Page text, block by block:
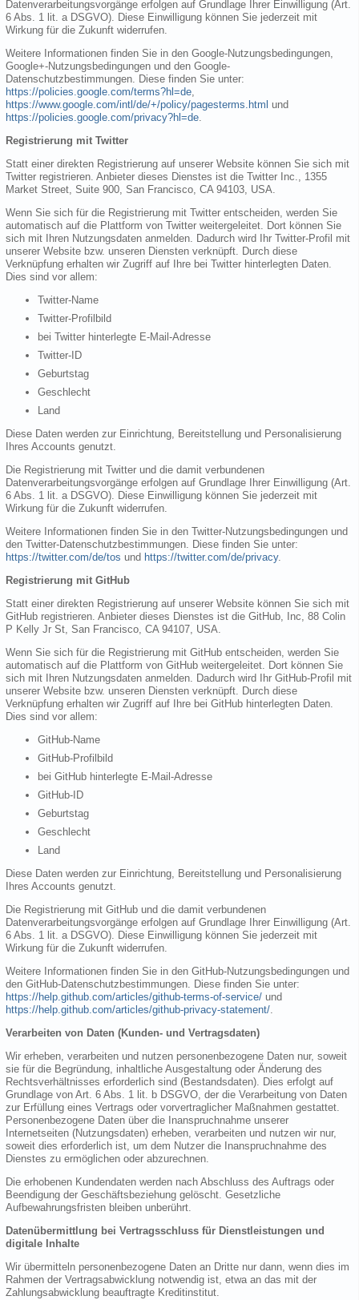
Datenverarbeitungsvorgänge erfolgen auf Grundlage Ihrer Einwilligung (Art.
6 Abs. 1 lit. a DSGVO). Diese Einwilligung können Sie jederzeit mit
Wirkung für die Zukunft widerrufen.
Weitere Informationen finden Sie in den Google-Nutzungsbedingungen,
Google+-Nutzungsbedingungen und den Google-
Datenschutzbestimmungen. Diese finden Sie unter:
https://policies.google.com/terms?hl=de,
https://www.google.com/intl/de/+/policy/pagesterms.html und
https://policies.google.com/privacy?hl=de.
Registrierung mit Twitter
Statt einer direkten Registrierung auf unserer Website können Sie sich mit
Twitter registrieren. Anbieter dieses Dienstes ist die Twitter Inc., 1355
Market Street, Suite 900, San Francisco, CA 94103, USA.
Wenn Sie sich für die Registrierung mit Twitter entscheiden, werden Sie
automatisch auf die Plattform von Twitter weitergeleitet. Dort können Sie
sich mit Ihren Nutzungsdaten anmelden. Dadurch wird Ihr Twitter-Profil mit
unserer Website bzw. unseren Diensten verknüpft. Durch diese
Verknüpfung erhalten wir Zugriff auf Ihre bei Twitter hinterlegten Daten.
Dies sind vor allem:
Twitter-Name
Twitter-Profilbild
bei Twitter hinterlegte E-Mail-Adresse
Twitter-ID
Geburtstag
Geschlecht
Land
Diese Daten werden zur Einrichtung, Bereitstellung und Personalisierung
Ihres Accounts genutzt.
Die Registrierung mit Twitter und die damit verbundenen
Datenverarbeitungsvorgänge erfolgen auf Grundlage Ihrer Einwilligung (Art.
6 Abs. 1 lit. a DSGVO). Diese Einwilligung können Sie jederzeit mit
Wirkung für die Zukunft widerrufen.
Weitere Informationen finden Sie in den Twitter-Nutzungsbedingungen und
den Twitter-Datenschutzbestimmungen. Diese finden Sie unter:
https://twitter.com/de/tos und https://twitter.com/de/privacy.
Registrierung mit GitHub
Statt einer direkten Registrierung auf unserer Website können Sie sich mit
GitHub registrieren. Anbieter dieses Dienstes ist die GitHub, Inc, 88 Colin
P Kelly Jr St, San Francisco, CA 94107, USA.
Wenn Sie sich für die Registrierung mit GitHub entscheiden, werden Sie
automatisch auf die Plattform von GitHub weitergeleitet. Dort können Sie
sich mit Ihren Nutzungsdaten anmelden. Dadurch wird Ihr GitHub-Profil mit
unserer Website bzw. unseren Diensten verknüpft. Durch diese
Verknüpfung erhalten wir Zugriff auf Ihre bei GitHub hinterlegten Daten.
Dies sind vor allem:
GitHub-Name
GitHub-Profilbild
bei GitHub hinterlegte E-Mail-Adresse
GitHub-ID
Geburtstag
Geschlecht
Land
Diese Daten werden zur Einrichtung, Bereitstellung und Personalisierung
Ihres Accounts genutzt.
Die Registrierung mit GitHub und die damit verbundenen
Datenverarbeitungsvorgänge erfolgen auf Grundlage Ihrer Einwilligung (Art.
6 Abs. 1 lit. a DSGVO). Diese Einwilligung können Sie jederzeit mit
Wirkung für die Zukunft widerrufen.
Weitere Informationen finden Sie in den GitHub-Nutzungsbedingungen und
den GitHub-Datenschutzbestimmungen. Diese finden Sie unter:
https://help.github.com/articles/github-terms-of-service/ und
https://help.github.com/articles/github-privacy-statement/.
Verarbeiten von Daten (Kunden- und Vertragsdaten)
Wir erheben, verarbeiten und nutzen personenbezogene Daten nur, soweit
sie für die Begründung, inhaltliche Ausgestaltung oder Änderung des
Rechtsverhältnisses erforderlich sind (Bestandsdaten). Dies erfolgt auf
Grundlage von Art. 6 Abs. 1 lit. b DSGVO, der die Verarbeitung von Daten
zur Erfüllung eines Vertrags oder vorvertraglicher Maßnahmen gestattet.
Personenbezogene Daten über die Inanspruchnahme unserer
Internetseiten (Nutzungsdaten) erheben, verarbeiten und nutzen wir nur,
soweit dies erforderlich ist, um dem Nutzer die Inanspruchnahme des
Dienstes zu ermöglichen oder abzurechnen.
Die erhobenen Kundendaten werden nach Abschluss des Auftrags oder
Beendigung der Geschäftsbeziehung gelöscht. Gesetzliche
Aufbewahrungsfristen bleiben unberührt.
Datenübermittlung bei Vertragsschluss für Dienstleistungen und
digitale Inhalte
Wir übermitteln personenbezogene Daten an Dritte nur dann, wenn dies im
Rahmen der Vertragsabwicklung notwendig ist, etwa an das mit der
Zahlungsabwicklung beauftragte Kreditinstitut.